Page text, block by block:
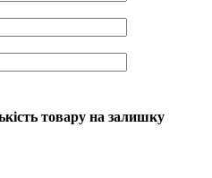
товару на залишку